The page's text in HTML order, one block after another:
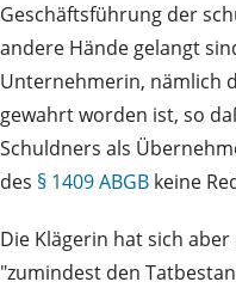
Geschäftsführung der
andere Hände gelangt
Unternehmerin, nämlich
gewahrt worden ist, so
Schuldners als
des § 1409 ABGB keine
Die Klägerin hat sich
"zumindest den